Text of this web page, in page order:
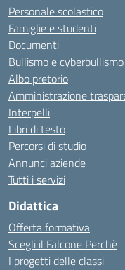
Personale scolastico
Famiglie e studenti
Documenti
Bullismo e cyberbullismo
Albo pretorio
Amministrazione
Interpelli
Libri di testo
Percorsi di studio
Annunci aziende
Tutti i servizi
Didattica
Offerta formativa
Scegli il Falcone Perchè
I progetti delle classi